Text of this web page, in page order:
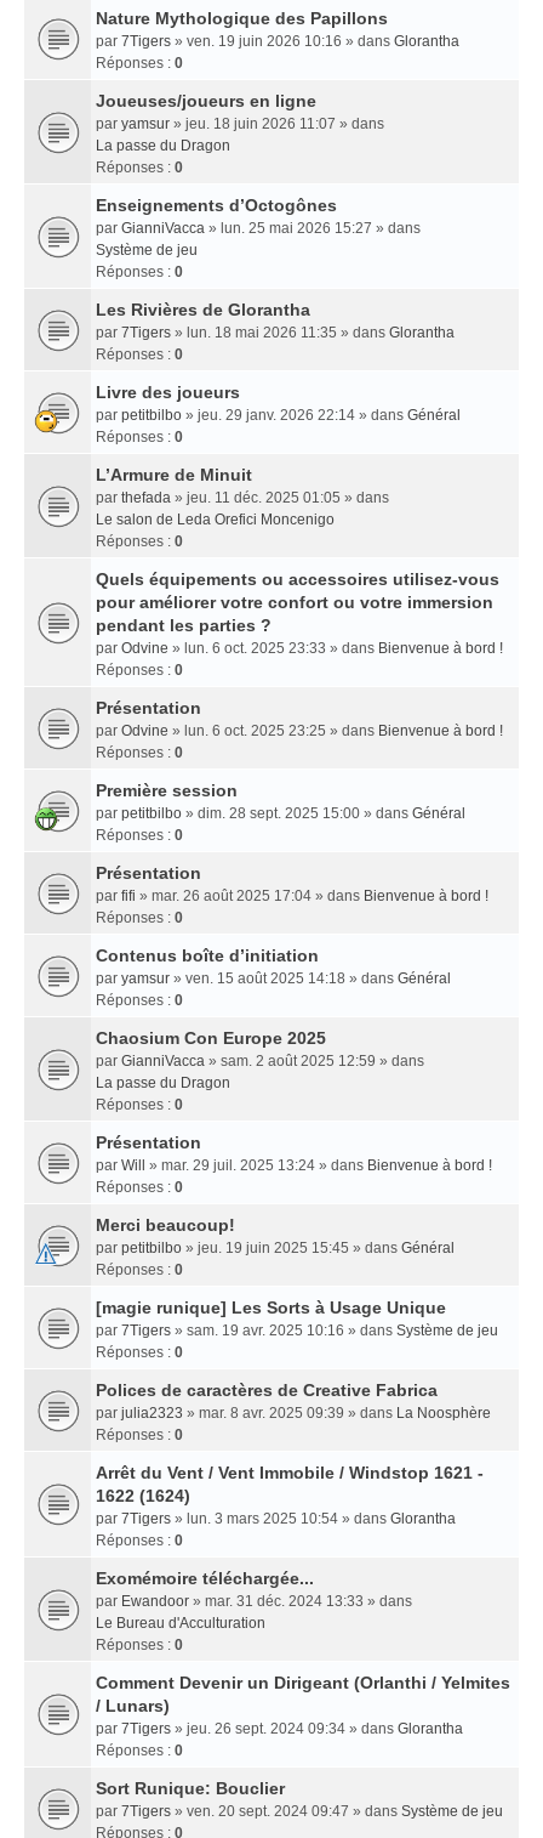
Nature Mythologique des Papillons
par 7Tigers » ven. 19 juin 2026 10:16 » dans Glorantha
Réponses : 0
Joueuses/joueurs en ligne
par yamsur » jeu. 18 juin 2026 11:07 » dans
La passe du Dragon
Réponses : 0
Enseignements dʼOctogônes
par GianniVacca » lun. 25 mai 2026 15:27 » dans
Système de jeu
Réponses : 0
Les Rivières de Glorantha
par 7Tigers » lun. 18 mai 2026 11:35 » dans Glorantha
Réponses : 0
Livre des joueurs
par petitbilbo » jeu. 29 janv. 2026 22:14 » dans Général
Réponses : 0
L’Armure de Minuit
par thefada » jeu. 11 déc. 2025 01:05 » dans
Le salon de Leda Orefici Moncenigo
Réponses : 0
Quels équipements ou accessoires utilisez-vous
pour améliorer votre confort ou votre immersion
pendant les parties ?
par Odvine » lun. 6 oct. 2025 23:33 » dans Bienvenue à bord !
Réponses : 0
Présentation
par Odvine » lun. 6 oct. 2025 23:25 » dans Bienvenue à bord !
Réponses : 0
Première session
par petitbilbo » dim. 28 sept. 2025 15:00 » dans Général
Réponses : 0
Présentation
par fifi » mar. 26 août 2025 17:04 » dans Bienvenue à bord !
Réponses : 0
Contenus boîte d’initiation
par yamsur » ven. 15 août 2025 14:18 » dans Général
Réponses : 0
Chaosium Con Europe 2025
par GianniVacca » sam. 2 août 2025 12:59 » dans
La passe du Dragon
Réponses : 0
Présentation
par Will » mar. 29 juil. 2025 13:24 » dans Bienvenue à bord !
Réponses : 0
Merci beaucoup!
par petitbilbo » jeu. 19 juin 2025 15:45 » dans Général
Réponses : 0
[magie runique] Les Sorts à Usage Unique
par 7Tigers » sam. 19 avr. 2025 10:16 » dans Système de jeu
Réponses : 0
Polices de caractères de Creative Fabrica
par julia2323 » mar. 8 avr. 2025 09:39 » dans La Noosphère
Réponses : 0
Arrêt du Vent / Vent Immobile / Windstop 1621 -
1622 (1624)
par 7Tigers » lun. 3 mars 2025 10:54 » dans Glorantha
Réponses : 0
Exomémoire téléchargée...
par Ewandoor » mar. 31 déc. 2024 13:33 » dans
Le Bureau d'Acculturation
Réponses : 0
Comment Devenir un Dirigeant (Orlanthi / Yelmites
/ Lunars)
par 7Tigers » jeu. 26 sept. 2024 09:34 » dans Glorantha
Réponses : 0
Sort Runique: Bouclier
par 7Tigers » ven. 20 sept. 2024 09:47 » dans Système de jeu
Réponses : 0